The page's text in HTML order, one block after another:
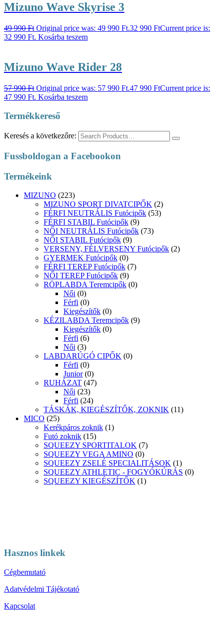
Mizuno Wave Skyrise 3
49 990Ft Original price was: 49 990 Ft.32 990 FtCurrent price is:
32 990 Ft. Kosárba teszem
Mizuno Wave Rider 28
57 990Ft Original price was: 57 990 Ft.47 990 FtCurrent price is:
47 990 Ft. Kosárba teszem
Termékkereső
Keresés a következőre:
Fussboldogan a Facebookon
Termékeink
MIZUNO (223)
MIZUNO SPORT DIVATCIPŐK (2)
FÉRFI NEUTRÁLIS Futócipők (53)
FÉRFI STABIL Futócipők (9)
NŐI NEUTRÁLIS Futócipők (73)
NŐI STABIL Futócipők (9)
VERSENY, FÉLVERSENY Futócipők (2)
GYERMEK Futócipők (0)
FÉRFI TEREP Futócipők (7)
NŐI TEREP Futócipők (9)
RÖPLABDA Teremcipők (0)
Női (0)
Férfi (0)
Kiegészítők (0)
KÉZILABDA Teremcipők (9)
Kiegészítők (0)
Férfi (6)
Női (3)
LABDARÚGÓ CIPŐK (0)
Férfi (0)
Junior (0)
RUHÁZAT (47)
Női (23)
Férfi (24)
TÁSKÁK, KIEGÉSZÍTŐK, ZOKNIK (11)
MICO (25)
Kerékpáros zoknik (1)
Futó zoknik (15)
SQUEEZY SPORTITALOK (7)
SQUEEZY VEGA AMINO (0)
SQUEEZY ZSELÉ SPECIALITÁSOK (1)
SQUEEZY ATHLETIC - FOGYÓKÚRÁS (0)
SQUEEZY KIEGÉSZÍTŐK (1)
Hasznos linkek
Cégbemutató
Adatvédelmi Tájékotató
Kapcsolat